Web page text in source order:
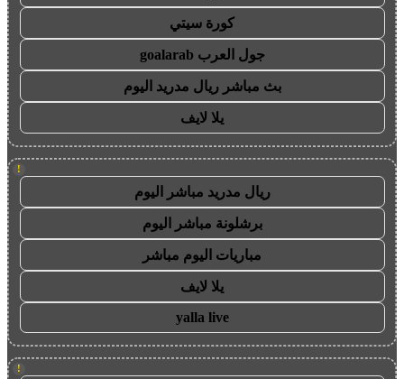
كورة سيتي
جول العرب goalarab
بث مباشر ريال مدريد اليوم
يلا لايف
!
ريال مدريد مباشر اليوم
برشلونة مباشر اليوم
مباريات اليوم مباشر
يلا لايف
yalla live
!